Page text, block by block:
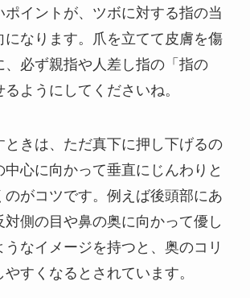
ポイントが、ツボに対する指の当
になります。爪を立てて皮膚を傷
、必ず親指や人差し指の「指の
ようにしてくださいね。
ときは、ただ真下に押し下げるの
中心に向かって垂直にじんわりと
のがコツです。例えば後頭部にあ
対側の目や鼻の奥に向かって優し
うなイメージを持つと、奥のコリ
すくなるとされています。